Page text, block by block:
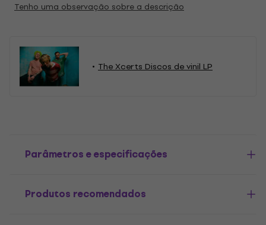
Tenho uma observação sobre a descrição
The Xcerts Discos de vinil LP
Parâmetros e especificações
Produtos recomendados